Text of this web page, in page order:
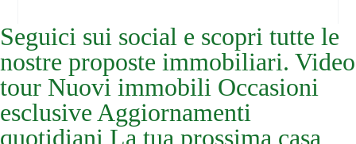
Seguici sui social e scopri tutte le
nostre proposte immobiliari. Video
tour Nuovi immobili Occasioni
esclusive Aggiornamenti
quotidiani La tua prossima casa